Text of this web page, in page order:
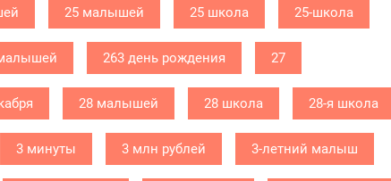
25 малышей 25 школа 25-школа
263 день рождения 27
28 малышей 28 школа 28-я школа
3 минуты 3 млн рублей 3-летний малыш